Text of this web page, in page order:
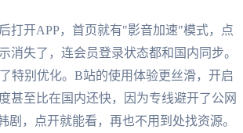
打开APP，首页就有"影音加速"模式，点
失了，连会员登录状态都和国内同步。
特别优化。B站的使用体验更丝滑，开启
甚至比在国内还快，因为专线避开了公网
，点开就能看，再也不用到处找资源。